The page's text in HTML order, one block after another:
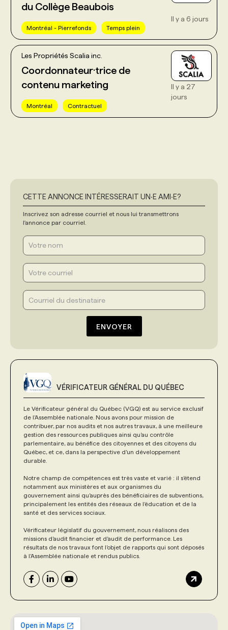
du Collège Beaubois
Montréal - Pierrefonds Temps plein
Il y a 6 jours
Les Propriétés Scalia inc.
Coordonnateur·trice de
contenu marketing
Montréal Contractuel
Il y a 27
jours
CETTE ANNONCE INTÉRESSERAIT UN‧E AMI‧E?
Inscrivez son adresse courriel et nous lui transmettrons
l'annonce par courriel.
ENVOYER
VÉRIFICATEUR GÉNÉRAL DU QUÉBEC
Le Vérificateur général du Québec (VGQ) est au service exclusif
de l’Assemblée nationale. Nous avons pour mission de
contribuer, par nos audits et nos autres travaux, à une meilleure
gestion des ressources publiques ainsi qu’au contrôle
parlementaire, au bénéfice des citoyennes et des citoyens du
Québec, et ce, dans la perspective d’un développement
durable.
Notre champ de compétences est très vaste et varié : il s’étend
notamment aux ministères et aux organismes du
gouvernement ainsi qu’auprès des bénéficiaires de subventions,
principalement les entités des réseaux de l’éducation et de la
santé et des services sociaux.
Vérificateur législatif du gouvernement, nous réalisons des
missions d’audit financier et d’audit de performance. Les
résultats de nos travaux font l’objet de rapports qui sont déposés
à l’Assemblée nationale et rendus publics.